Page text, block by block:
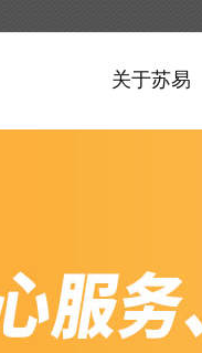
关于苏易